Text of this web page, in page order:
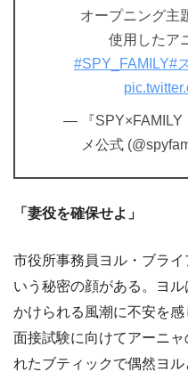
オープニング主
使用したア
#SPY_FAMILY#
— 『SPY×FAMILY
メ公式
「妻役を確保せよ」
市役所事務員ヨル・ブラ
いう秘密の顔がある。ヨ
かけられる風潮に不安を
面接試験に向けてアーニ
れたブティックで偶然ヨ